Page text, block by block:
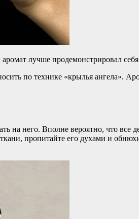
лучше продемонстрировал
по технике «крылья ангела».
на него. Вполне вероятно, что
пропитайте его духами и